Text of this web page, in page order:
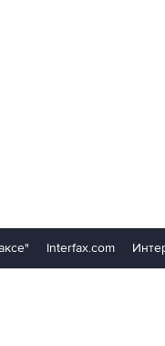
Interfax.com